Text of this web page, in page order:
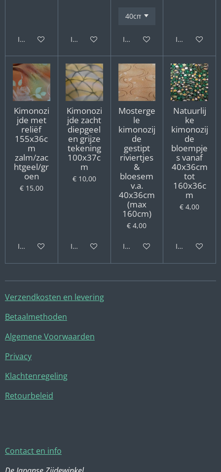
In winkelwagen In winkelwagen In winkelwagen In
Kimonozi
jde met
reliëf
155x36c
m
zalm/zac
htgeel/gr
oen
€ 15,00
In winkelwagen
Kimonozi
jde zacht
diepgeel
en grijze
tekening
100x37c
m
€ 10,00
In winkelwagen
Mosterge
le
kimonozij
de
gestipt
riviertjes
&
bloesem
v.a.
40x36cm
(max
160cm)
€ 4,00
In winkelwagen
Natuurlij
ke
kimonozij
de
bloempje
s vanaf
40x36cm
tot
160x36c
m
€ 4,00
In
Verzendkosten en levering
Betaalmethoden
Algemene Voorwaarden
Privacy
Klachtenregeling
Retourbeleid
Contact en info